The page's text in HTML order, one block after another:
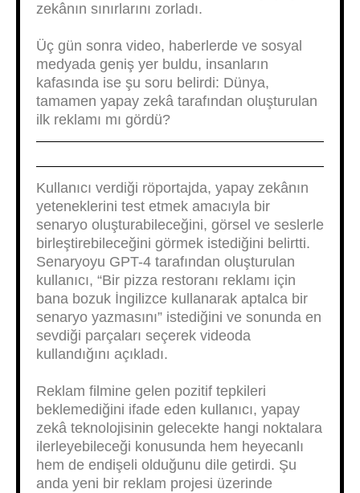
zekânın sınırlarını zorladı.
Üç gün sonra video, haberlerde ve sosyal
medyada geniş yer buldu, insanların
kafasında ise şu soru belirdi: Dünya,
tamamen yapay zekâ tarafından oluşturulan
ilk reklamı mı gördü?
Kullanıcı verdiği röportajda, yapay zekânın
yeteneklerini test etmek amacıyla bir
senaryo oluşturabileceğini, görsel ve seslerle
birleştirebileceğini görmek istediğini belirtti.
Senaryoyu GPT-4 tarafından oluşturulan
kullanıcı, “Bir pizza restoranı reklamı için
bana bozuk İngilizce kullanarak aptalca bir
senaryo yazmasını” istediğini ve sonunda en
sevdiği parçaları seçerek videoda
kullandığını açıkladı.
Reklam filmine gelen pozitif tepkileri
beklemediğini ifade eden kullanıcı, yapay
zekâ teknolojisinin gelecekte hangi noktalara
ilerleyebileceği konusunda hem heyecanlı
hem de endişeli olduğunu dile getirdi. Şu
anda yeni bir reklam projesi üzerinde